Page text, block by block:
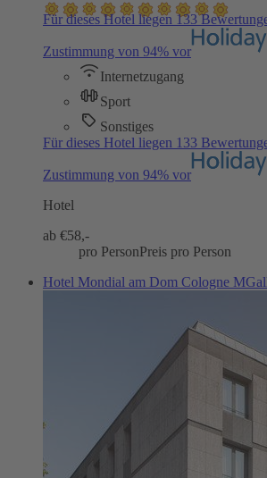
Für dieses Hotel liegen 133
Zustimmung von 94% vor
Internetzugang
Sport
Sonstiges
Für dieses Hotel liegen 133
Zustimmung von 94% vor
Hotel
ab €58,-
pro PersonPreis pro Person
Hotel Mondial am Dom Cologne